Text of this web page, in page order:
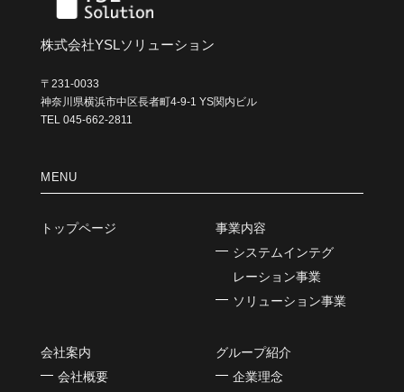
株式会社YSLソリューション
〒231-0033
神奈川県横浜市中区長者町4-9-1 YS関内ビル
TEL 045-662-2811
MENU
トップページ
事業内容
システムインテグ
レーション事業
ソリューション事業
会社案内
会社概要
グループ紹介
企業理念